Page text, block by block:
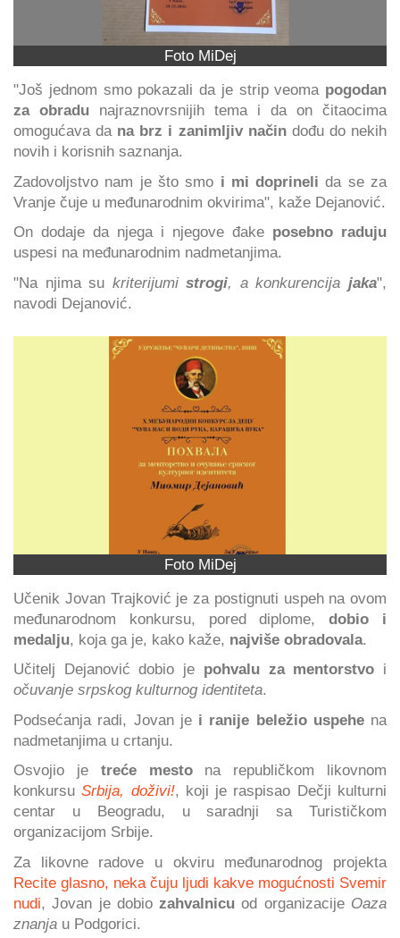
Foto MiDej
"Još jednom smo pokazali da je strip veoma pogodan
za obradu najraznovrsnijih tema i da on čitaocima
omogućava da na brz i zanimljiv načindođu do nekih
novih i korisnih saznanja.
Zadovoljstvo nam je što smo i mi doprineli da se za
Vranje čuje u međunarodnim okvirima", kaže Dejanović.
On dodaje da njega i njegove đake posebno raduju
uspesi na međunarodnim nadmetanjima.
"Na njima su kriterijumistrogi, a konkurencijajaka",
navodi Dejanović.
Foto MiDej
Učenik Jovan Trajković je za postignuti uspeh na ovom
međunarodnom konkursu, pored diplome,dobio i
medalju, koja ga je, kako kaže, najviše obradovala.
Učitelj Dejanović dobio je pohvalu za mentorstvo i
očuvanje srpskog kulturnog identiteta.
Podsećanja radi, Jovan je i ranije beležio uspehena
nadmetanjima u crtanju.
Osvojio je treće mestona republičkom likovnom
konkursuSrbija, doživi!, koji je raspisao Dečji kulturni
centar
u
Beogradu, u saradnji sa Turističkom
organizacijom Srbije.
Za likovne radove u okviru međunarodnog projekta
Recite glasno, neka čuju ljudi kakve mogućnosti Svemir
nudi, Jovan je dobiozahvalnicu od organizacijeOaza
znanja u Podgorici.